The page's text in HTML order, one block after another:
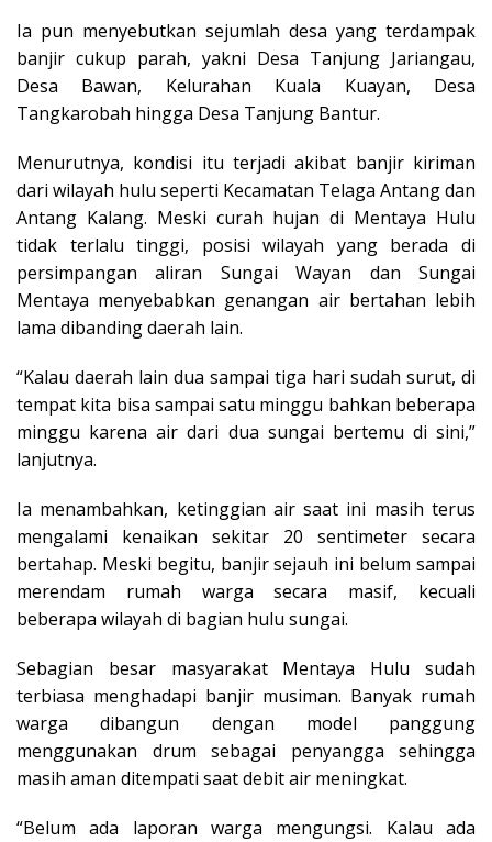
Ia pun menyebutkan sejumlah desa yang terdampak
banjir cukup parah, yakni Desa Tanjung Jariangau,
Desa Bawan, Kelurahan Kuala Kuayan, Desa
Tangkarobah hingga Desa Tanjung Bantur.
Menurutnya, kondisi itu terjadi akibat banjir kiriman
dari wilayah hulu seperti Kecamatan Telaga Antang dan
Antang Kalang. Meski curah hujan di Mentaya Hulu
tidak terlalu tinggi, posisi wilayah yang berada di
persimpangan aliran Sungai Wayan dan Sungai
Mentaya menyebabkan genangan air bertahan lebih
lama dibanding daerah lain.
“Kalau daerah lain dua sampai tiga hari sudah surut, di
tempat kita bisa sampai satu minggu bahkan beberapa
minggu karena air dari dua sungai bertemu di sini,”
lanjutnya.
Ia menambahkan, ketinggian air saat ini masih terus
mengalami kenaikan sekitar 20 sentimeter secara
bertahap. Meski begitu, banjir sejauh ini belum sampai
merendam rumah warga secara masif, kecuali
beberapa wilayah di bagian hulu sungai.
Sebagian besar masyarakat Mentaya Hulu sudah
terbiasa menghadapi banjir musiman. Banyak rumah
warga dibangun dengan model panggung
menggunakan drum sebagai penyangga sehingga
masih aman ditempati saat debit air meningkat.
“Belum ada laporan warga mengungsi. Kalau ada